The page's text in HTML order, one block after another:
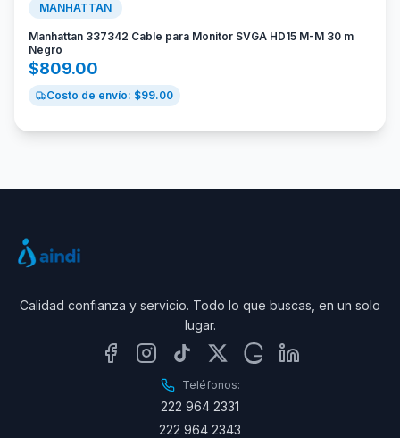
MANHATTAN
Manhattan 337342 Cable para Monitor SVGA HD15 M-M 30 m
Negro
$809.00
Costo de envío: $99.00
Calidad confianza y servicio. Todo lo que buscas, en un solo
lugar.
Teléfonos:
222 964 2331
222 964 2343